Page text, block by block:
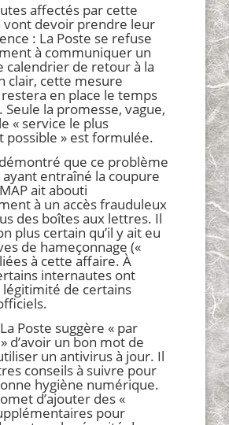
affectés par cette
vont devoir prendre leur
: La Poste se refuse
à communiquer un
calendrier de retour à la
clair, cette mesure
en place le temps
Seule la promesse, vague,
« service le plus
possible » est formulée.
démontré que ce problème
entraîné la coupure
ait abouti
à un accès frauduleux
des boîtes aux lettres. Il
plus certain qu’il y ait eu
de hameçonnage («
à cette affaire. À
internautes ont
légitimité de certains
Poste suggère « par
d’avoir un bon mot de
un antivirus à jour. Il
conseils à suivre pour
hygiène numérique.
d’ajouter des «
pour